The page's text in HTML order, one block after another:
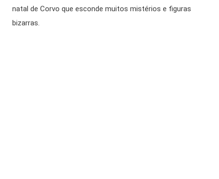
natal de Corvo que esconde muitos mistérios e figuras
bizarras.